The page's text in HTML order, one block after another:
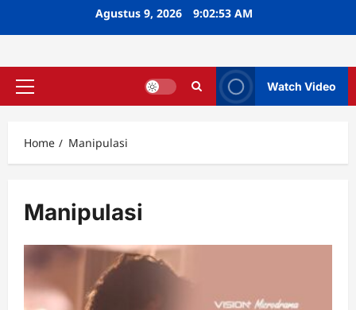
Agustus 9, 2026 9:02:53 AM
Primary
Watch Video
Home Manipulasi
Manipulasi